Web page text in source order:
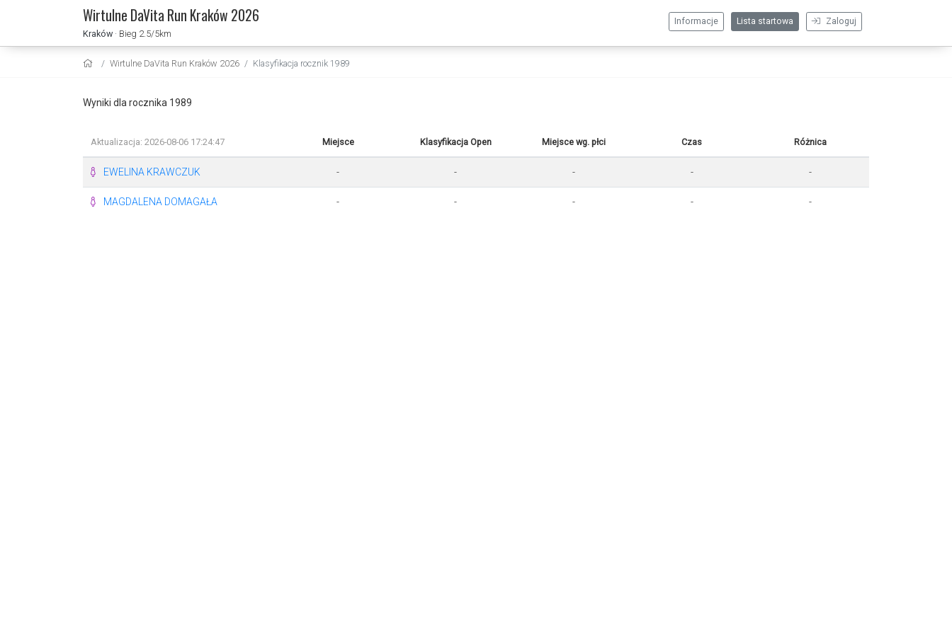
Wirtulne DaVita Run Kraków 2026
Kraków · Bieg 2.5/5km
Zaloguj
Lista startowa
Informacje
Wirtulne DaVita Run Kraków 2026 Klasyfikacja rocznik 1989
Wyniki dla rocznika 1989
Aktualizacja: 2026-08-06 17:24:47 Miejsce Klasyfikacja Open Miejsce wg. płci Czas Różnica
EWELINA KRAWCZUK - - - - -
MAGDALENA DOMAGAŁA - - - - -